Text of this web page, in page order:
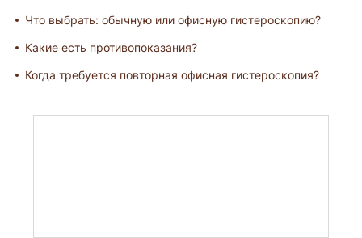
Что выбрать: обычную или офисную гистероскопию?
Какие есть противопоказания?
Когда требуется повторная офисная гистероскопия?